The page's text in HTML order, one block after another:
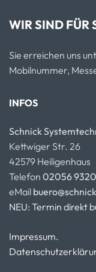
WIR SIND FÜR
Sie erreichen uns
Mobilnummer,
INFOS
Schnick
Kettwiger Str. 26
42579 Heiligenhaus
Telefon 02056
eMail
NEU: Termin direkt
Impressum.